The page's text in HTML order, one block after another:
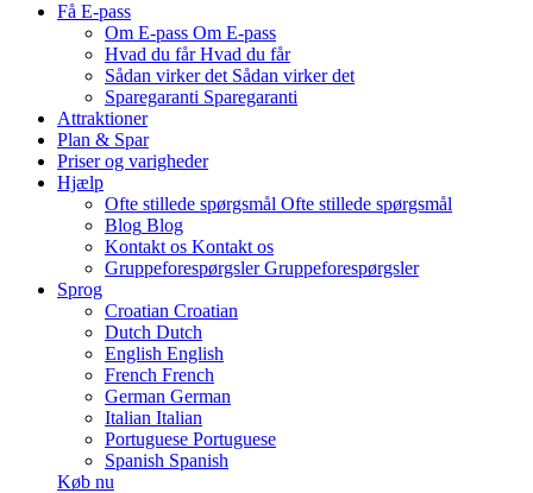
Få E-pass
Om E-pass Om E-pass
Hvad du får Hvad du får
Sådan virker det Sådan virker det
Sparegaranti Sparegaranti
Attraktioner
Plan & Spar
Priser og varigheder
Hjælp
Ofte stillede spørgsmål Ofte stillede spørgsmål
Blog Blog
Kontakt os Kontakt os
Gruppeforespørgsler Gruppeforespørgsler
Sprog
Croatian Croatian
Dutch Dutch
English English
French French
German German
Italian Italian
Portuguese Portuguese
Spanish Spanish
Køb nu